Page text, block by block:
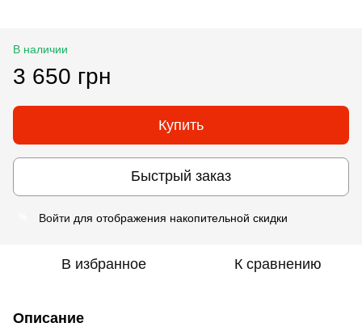
В наличии
3 650 грн
Купить
Быстрый заказ
Войти для отображения накопительной скидки
В избранное К сравнению
Описание